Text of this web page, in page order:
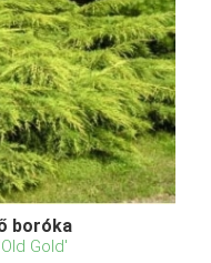
boróka
Gold'